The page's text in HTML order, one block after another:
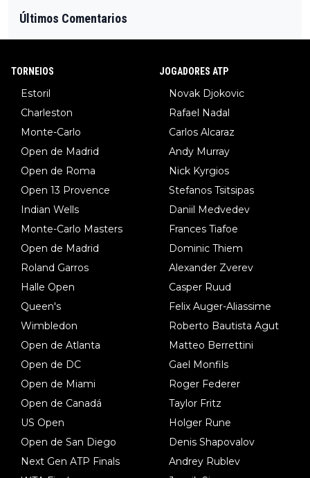
Últimos Comentarios
TORNEIOS
Estoril
Charleston
Monte-Carlo
Open de Madrid
Open de Roma
Open 13 Provence
Indian Wells
Monte-Carlo Masters
Open de Madrid
Roland Garros
Halle Open
Queen's
Wimbledon
Open de Atlanta
Open de DC
Open de Miami
Open de Canadá
US Open
Open de San Diego
Next Gen ATP Finals
JOGADORES ATP
Novak Djokovic
Rafael Nadal
Carlos Alcaraz
Andy Murray
Nick Kyrgios
Stefanos Tsitsipas
Daniil Medvedev
Frances Tiafoe
Dominic Thiem
Alexander Zverev
Casper Ruud
Felix Auger-Aliassime
Roberto Bautista Agut
Matteo Berrettini
Gael Monfils
Roger Federer
Taylor Fritz
Holger Rune
Denis Shapovalov
Andrey Rublev